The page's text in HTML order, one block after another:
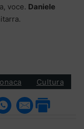
voce. Daniele
Cultura